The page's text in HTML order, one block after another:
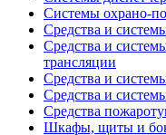
Системы охрано-
Средства и
Средства и
трансляции
Средства и
Средства и
Средства
Шкафы, щиты и